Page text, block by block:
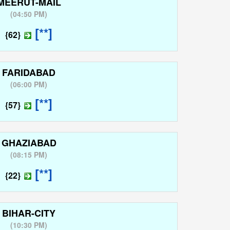
(04:50 PM)
{62} [**]
FARIDABAD
(06:00 PM)
{57} [**]
GHAZIABAD
(08:15 PM)
{22} [**]
BIHAR-CITY
(10:30 PM)